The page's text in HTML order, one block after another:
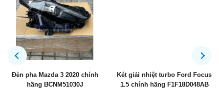
Đèn pha Mazda 3 2020 chính
hãng BCNM51030J
Két giải nhiệt turbo Ford Focus
1.5 chính hãng F1F18D048AB